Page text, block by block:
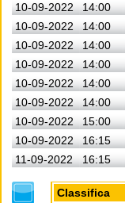
10-09-2022
14:00
10-09-2022
14:00
10-09-2022
14:00
10-09-2022
14:00
10-09-2022
14:00
10-09-2022
14:00
10-09-2022
15:00
10-09-2022
16:15
11-09-2022
16:15
Classifica